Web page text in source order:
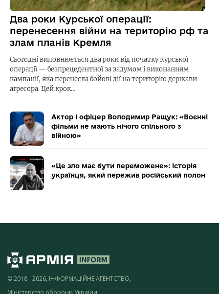
Два роки Курської операції:
перенесення війни на територію рф та
злам планів Кремля
Сьогодні виповнюється два роки від початку Курської
операції — безпрецедентної за задумом і виконанням
кампанії, яка перенесла бойові дії на територію держави-
агресора. Цей крок…
Актор і офіцер Володимир Ращук: «Воєнні
фільми не мають нічого спільного з
війною»
«Це зло має бути переможене»: історія
українця, який пережив російський полон
© 2018 - 2026, ІНФОРМАЦІЙНЕ АГЕНТСТВО,